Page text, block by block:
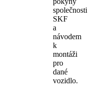
společnosti
SKF
a
návodem
k
montáži
pro
dané
vozidlo.